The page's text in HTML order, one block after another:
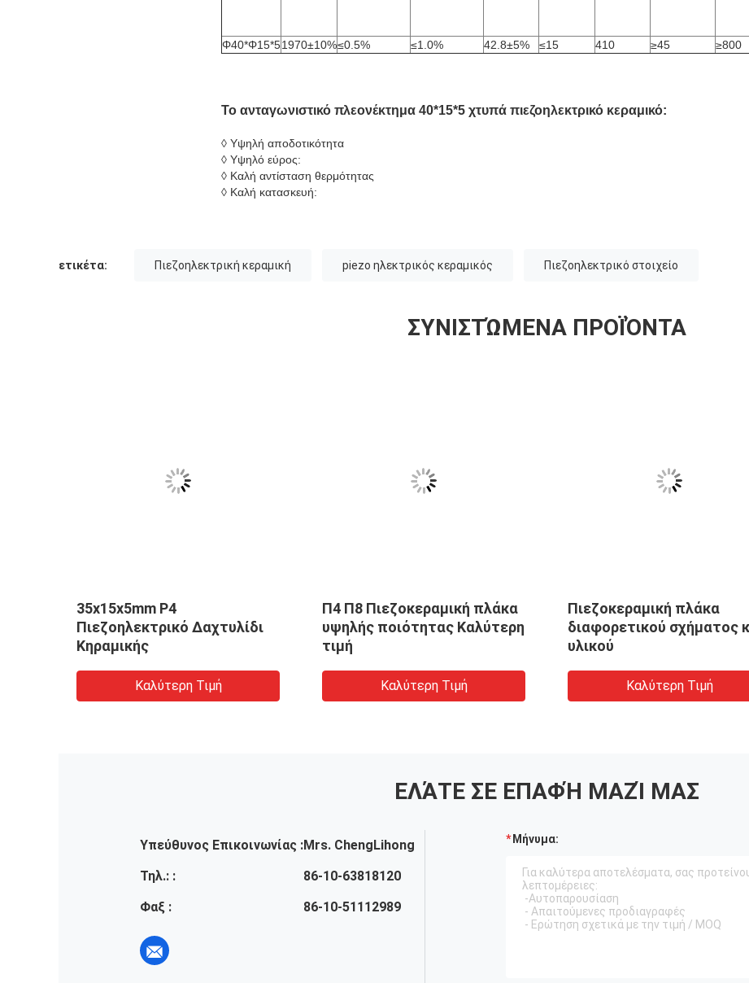
Φ40*Φ15*51970±10%≤0.5% ≤1.0% 42.8±5% ≤15 410 ≥45 ≥800
Το ανταγωνιστικό πλεονέκτημα 40*15*5 χτυπά πιεζοηλεκτρικό κεραμικό:
◊ Υψηλή αποδοτικότητα
◊ Υψηλό εύρος:
◊ Καλή αντίσταση θερμότητας
◊ Καλή κατασκευή:
ετικέτα: Πιεζοηλεκτρική κεραμική piezo ηλεκτρικός κεραμικός Πιεζοηλεκτρικό στοιχείο
ΣΥΝΙΣΤΏΜΕΝΑ ΠΡΟΪΌΝΤΑ
35x15x5mm P4
Πιεζοηλεκτρικό Δαχτυλίδι
Κηραμικής
Καλύτερη Τιμή
Π4 Π8 Πιεζοκεραμική πλάκα
υψηλής ποιότητας Καλύτερη
τιμή
Καλύτερη Τιμή
Πιεζοκεραμική πλάκα
διαφορετικού σχήματος
υλικού
Καλύτερη Τιμή
ΕΛΆΤΕ ΣΕ ΕΠΑΦΉ ΜΑΖΊ ΜΑΣ
Υπεύθυνος Επικοινωνίας :Mrs. ChengLihong
Τηλ.: :
86-10-63818120
Φαξ :
86-10-51112989
Μήνυμα: